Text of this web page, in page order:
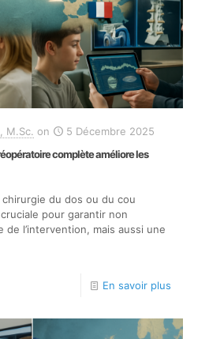
M.Sc. on
5 Décembre 2025
complète améliore les
du dos ou du cou
pour garantir non
de l’intervention, mais aussi une
En savoir plus